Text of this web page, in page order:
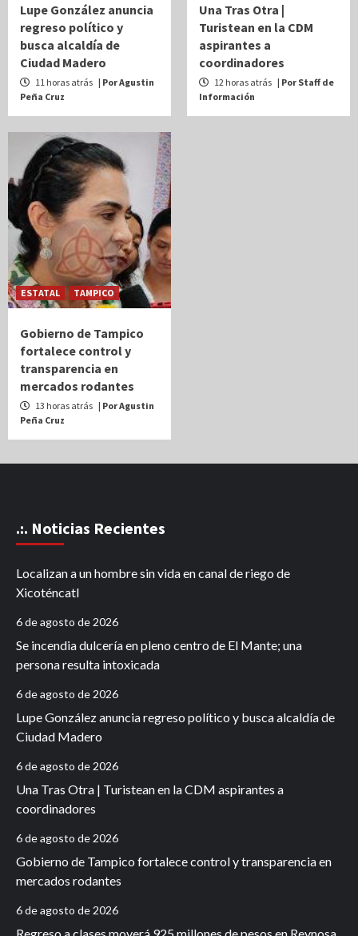
Lupe González anuncia
regreso político y
busca alcaldía de
Ciudad Madero
11 horas atrás | Por Agustin
Peña Cruz
Una Tras Otra |
Turistean en la CDM
aspirantes a
coordinadores
12 horas atrás | Por Staff de
Información
ESTATAL TAMPICO
Gobierno de Tampico
fortalece control y
transparencia en
mercados rodantes
13 horas atrás | Por Agustin
Peña Cruz
.:. Noticias Recientes
Localizan a un hombre sin vida en canal de riego de
Xicoténcatl
6 de agosto de 2026
Se incendia dulcería en pleno centro de El Mante; una
persona resulta intoxicada
6 de agosto de 2026
Lupe González anuncia regreso político y busca alcaldía de
Ciudad Madero
6 de agosto de 2026
Una Tras Otra | Turistean en la CDM aspirantes a
coordinadores
6 de agosto de 2026
Gobierno de Tampico fortalece control y transparencia en
mercados rodantes
6 de agosto de 2026
Regreso a clases moverá 925 millones de pesos en Reynosa